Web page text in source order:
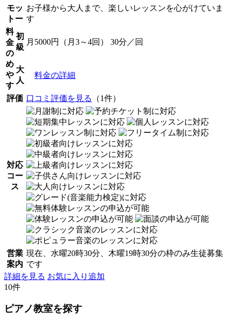
モッ
トー
お子様から大人まで、楽しいレッスンを心がけていま
す
料
金
の
め
や
す
初
級
月5000円（月3～4回） 30分／回
大
人
料金の詳細
評価 口コミ評価を見る （1件）
対応
コー
ス
営業
案内
現在、水曜20時30分、木曜19時30分の枠のみ生徒募集
です
詳細を見る お気に入り追加
10件
ピアノ教室を探す